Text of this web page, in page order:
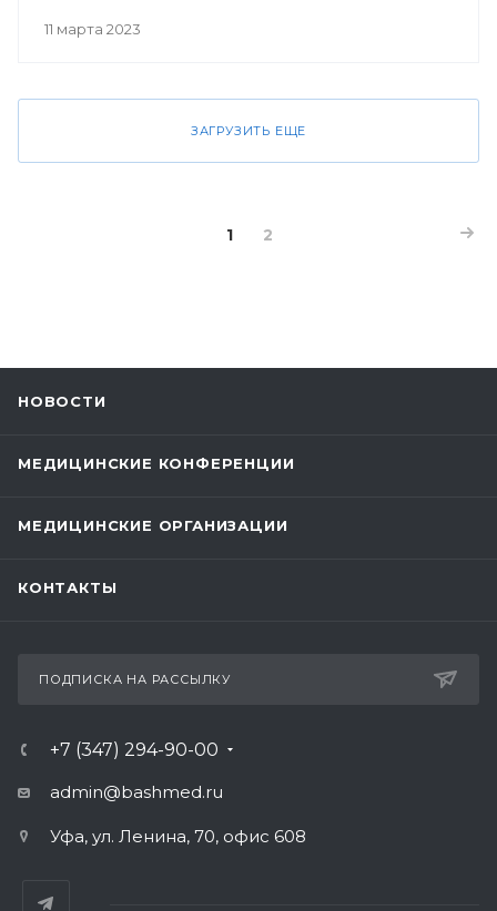
11 марта 2023
ЗАГРУЗИТЬ ЕЩЕ
1 2
НОВОСТИ
МЕДИЦИНСКИЕ КОНФЕРЕНЦИИ
МЕДИЦИНСКИЕ ОРГАНИЗАЦИИ
КОНТАКТЫ
ПОДПИСКА НА РАССЫЛКУ
+7 (347) 294-90-00
admin@bashmed.ru
Уфа, ул. Ленина, 70, офис 608